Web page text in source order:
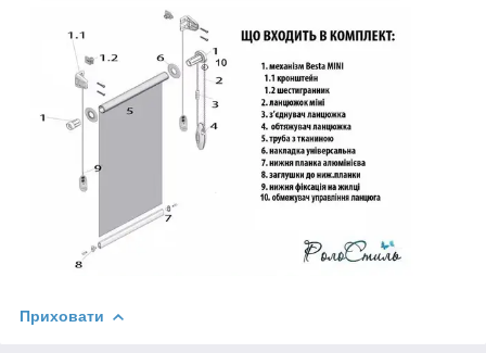
Приховати